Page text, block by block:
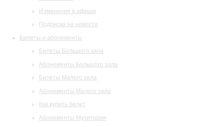
Изменения в афише
Подписка на новости
Билеты и абонементы
Билеты Большого зала
Абонементы Большого зала
Билеты Малого зала
Абонементы Малого зала
Как купить билет
Абонементы Музитория